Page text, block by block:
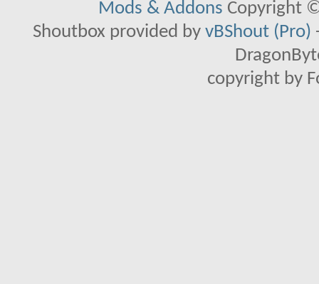
Mods & Addons Copyright
Shoutbox provided by vBShout (Pro)
copyright by